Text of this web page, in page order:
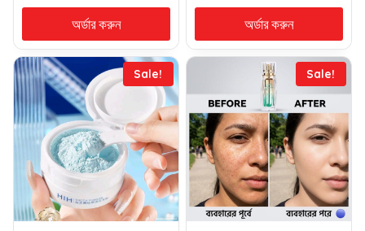
অর্ডার করুন অর্ডার করুন
Sale! Sale!